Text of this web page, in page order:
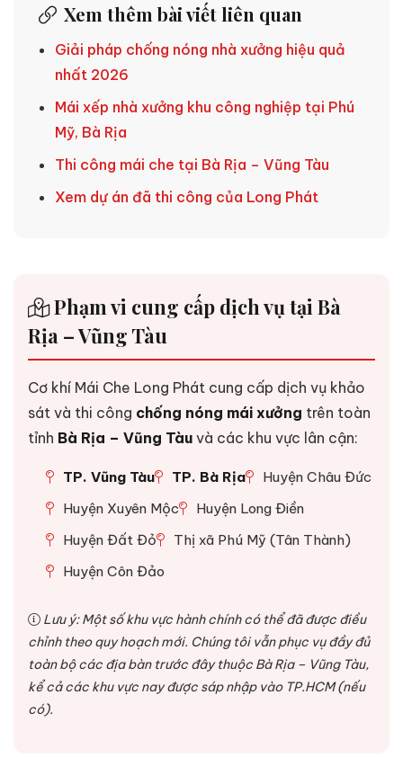
Xem thêm bài viết liên quan
Giải pháp chống nóng nhà xưởng hiệu quả
nhất 2026
Mái xếp nhà xưởng khu công nghiệp tại Phú
Mỹ, Bà Rịa
Thi công mái che tại Bà Rịa – Vũng Tàu
Xem dự án đã thi công của Long Phát
Phạm vi cung cấp dịch vụ tại Bà
Rịa – Vũng Tàu
Cơ khí Mái Che Long Phát cung cấp dịch vụ khảo
sát và thi công chống nóng mái xưởng trên toàn
tỉnh Bà Rịa – Vũng Tàu và các khu vực lân cận:
TP. Vũng Tàu TP. Bà Rịa
Huyện Châu Đức
Huyện Xuyên Mộc
Huyện Long Điền
Huyện Đất Đỏ
Thị xã Phú Mỹ (Tân Thành)
Huyện Côn Đảo
Lưu ý: Một số khu vực hành chính có thể đã được điều
chỉnh theo quy hoạch mới. Chúng tôi vẫn phục vụ đầy đủ
toàn bộ các địa bàn trước đây thuộc Bà Rịa – Vũng Tàu,
kể cả các khu vực nay được sáp nhập vào TP.HCM (nếu
có).